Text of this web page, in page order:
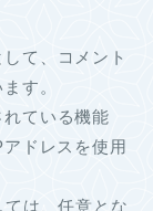
て、コメント
す。
ている機能
ドレスを使用
は、任意とな